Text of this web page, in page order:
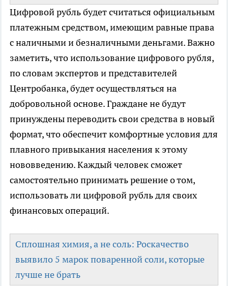
Цифровой рубль будет считаться официальным
платежным средством, имеющим равные права
с наличными и безналичными деньгами. Важно
заметить, что использование цифрового рубля,
по словам экспертов и представителей
Центробанка, будет осуществляться на
добровольной основе. Граждане не будут
принуждены переводить свои средства в новый
формат, что обеспечит комфортные условия для
плавного привыкания населения к этому
нововведению. Каждый человек сможет
самостоятельно принимать решение о том,
использовать ли цифровой рубль для своих
финансовых операций.
Сплошная химия, а не соль: Роскачество
выявило 5 марок поваренной соли, которые
лучше не брать